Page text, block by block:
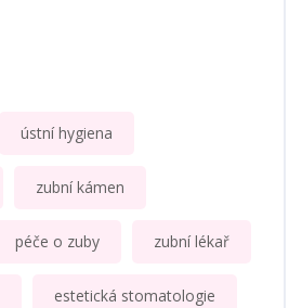
ústní hygiena
zubní kámen
péče o zuby zubní lékař
estetická stomatologie